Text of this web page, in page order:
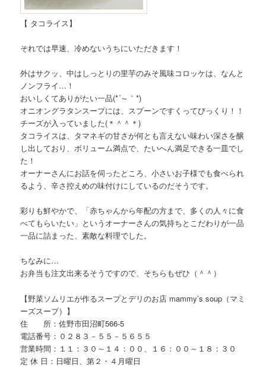
【 タコライス】
それでは早速、冷めないうちにいただきます！
外はサクッ、中はしっとりの里芋のみそ風味コロッケは、なんと
ノンフライ…！
おいしくてありがたい一品(*´～｀*)
オニオングラタンスープには、スプーンですくってびっくり！！
チーズが入っていました(＊＾＾＊)
タコライスは、タマネギの甘さが何とも言えない味わい深さを醸
し出しており、ボリューム満点で、たいへん満足できる一皿でし
た！
オーナーさんにお話を伺ったところ、小さいお子様でも食べられ
るよう、辛さ控えめの味付けにしているのだそうです。
彩りも鮮やかで、「赤ちゃんから年配の方まで、多くの人々に食
べてもらいたい」というオーナーさんの気持ちとこだわりが一品
一品に詰まった、素敵な料理でした。
ちなみに…
お弁当も注文出来るそうですので、そちらもぜひ（＾＾）
【野菜ソムリエが作るスープとデリのお店 mammy’s soup（マミ
ーズスープ）】
住 所：佐野市田沼町566-5
電話番号：０２８３－５５－５６５５
営業時間：１１：３０～１４：００、１６：００～１８：３０
定 休 日：日曜日、第２・４月曜日